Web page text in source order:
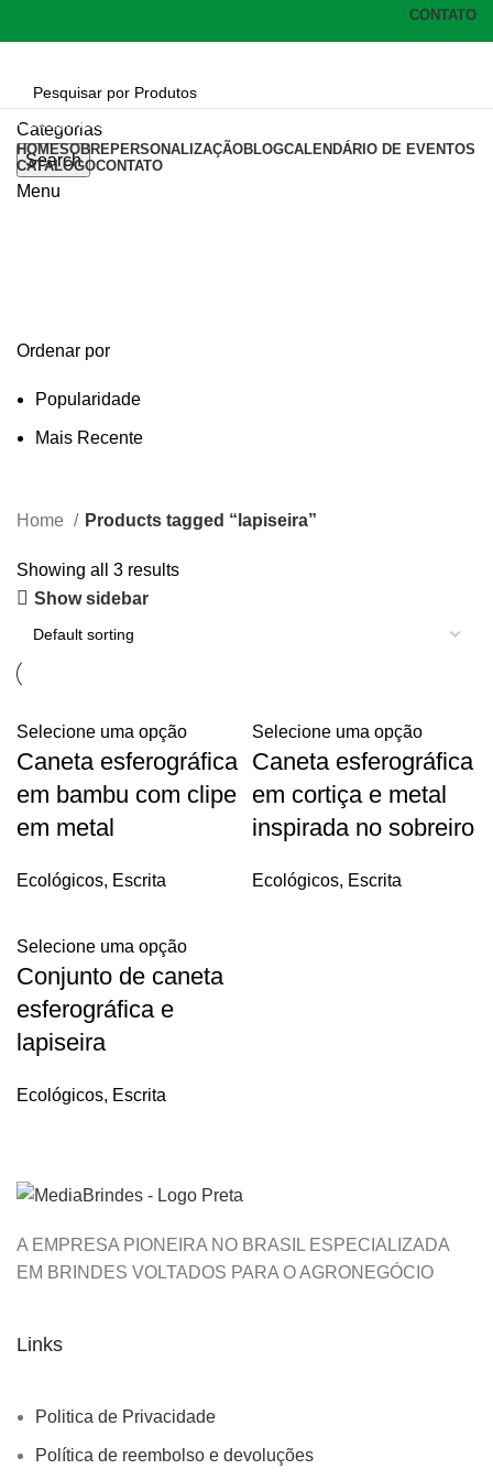
CONTATO
Categorias
Search
Menu
Categorias
HOMESOBREPERSONALIZAÇÃOBLOGCALENDÁRIO DE EVENTOS
CATÁLOGOCONTATO
Ordenar por
Popularidade
Mais Recente
Home Products tagged “lapiseira”
Showing all 3 results
Show sidebar
Selecione uma opção
Caneta esferográfica
em bambu com clipe
em metal
Ecológicos, Escrita
Selecione uma opção
Caneta esferográfica
em cortiça e metal
inspirada no sobreiro
Ecológicos, Escrita
Selecione uma opção
Conjunto de caneta
esferográfica e
lapiseira
Ecológicos, Escrita
A EMPRESA PIONEIRA NO BRASIL ESPECIALIZADA
EM BRINDES VOLTADOS PARA O AGRONEGÓCIO
Links
Politica de Privacidade
Política de reembolso e devoluções